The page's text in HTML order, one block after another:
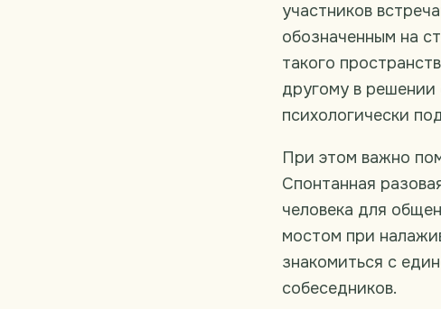
участников
обозначенным на
такого
другому в решении
психологически
При этом важно
Спонтанная
человека для
мостом при
знакомиться с
собеседников.